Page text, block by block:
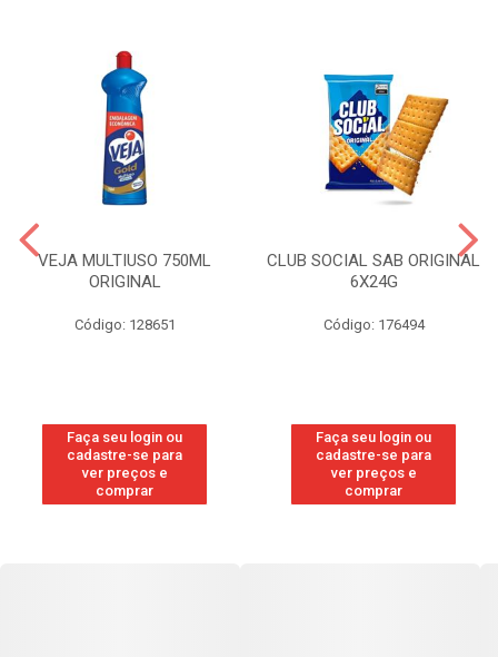
VEJA MULTIUSO 750ML
ORIGINAL
Código: 128651
Faça seu login ou
cadastre-se para
ver preços e
comprar
CLUB SOCIAL SAB ORIGINAL
6X24G
Código: 176494
Faça seu login ou
cadastre-se para
ver preços e
comprar